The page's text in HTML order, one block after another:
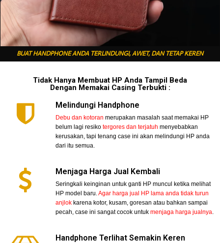
BUAT HANDPHONE ANDA TERLINDUNGI, AWET, DAN TETAP KEREN
Tidak Hanya Membuat HP Anda Tampil Beda
Dengan Memakai Casing Terbukti :
Melindungi Handphone
Debu dan kotoran merupakan masalah saat memakai HP
belum lagi resiko tergores dan terjatuh menyebabkan
kerusakan, tapi tenang case ini akan melindungi HP anda
dari itu semua.
Menjaga Harga Jual Kembali
Seringkali keinginan untuk ganti HP muncul ketika melihat
HP model baru.Agar harga jual HP lama anda tidak turun
anjlok karena kotor, kusam, goresan atau bahkan sampai
pecah, case ini sangat cocok untukmenjaga harga jualnya.
Handphone Terlihat Semakin Keren